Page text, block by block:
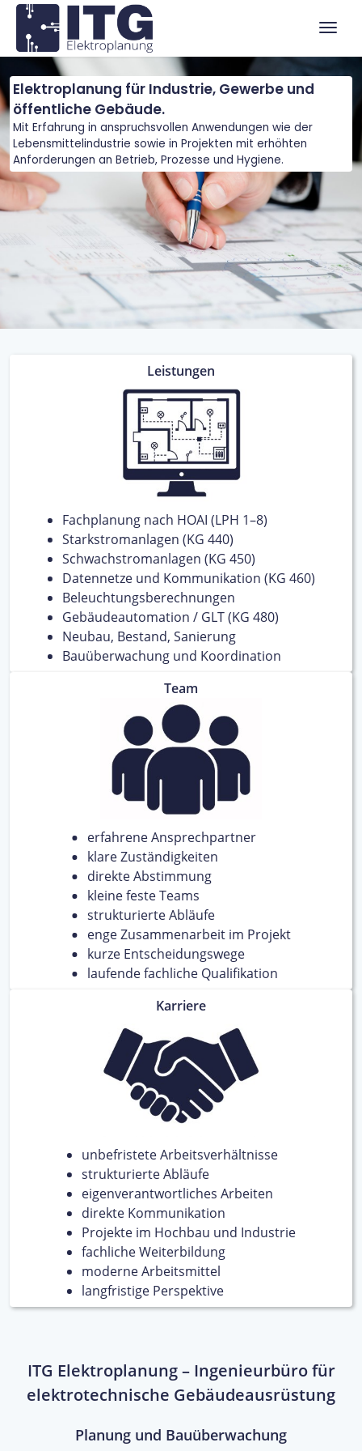
Zum Menü springen
Zur Funktionsleiste springen
Zum Inhalt springen
Elektroplanung für Industrie, Gewerbe und
öffentliche Gebäude.
Mit Erfahrung in anspruchsvollen Anwendungen wie der
Lebensmittelindustrie sowie in Projekten mit erhöhten
Anforderungen an Betrieb, Prozesse und Hygiene.
Leistungen
Fachplanung nach HOAI (LPH 1–8)
Starkstromanlagen (KG 440)
Schwachstromanlagen (KG 450)
Datennetze und Kommunikation (KG 460)
Beleuchtungsberechnungen
Gebäudeautomation / GLT (KG 480)
Neubau, Bestand, Sanierung
Bauüberwachung und Koordination
Team
erfahrene Ansprechpartner
klare Zuständigkeiten
direkte Abstimmung
kleine feste Teams
strukturierte Abläufe
enge Zusammenarbeit im Projekt
kurze Entscheidungswege
laufende fachliche Qualifikation
Karriere
unbefristete Arbeitsverhältnisse
strukturierte Abläufe
eigenverantwortliches Arbeiten
direkte Kommunikation
Projekte im Hochbau und Industrie
fachliche Weiterbildung
moderne Arbeitsmittel
langfristige Perspektive
ITG Elektroplanung – Ingenieurbüro für
elektrotechnische Gebäudeausrüstung
Planung und Bauüberwachung